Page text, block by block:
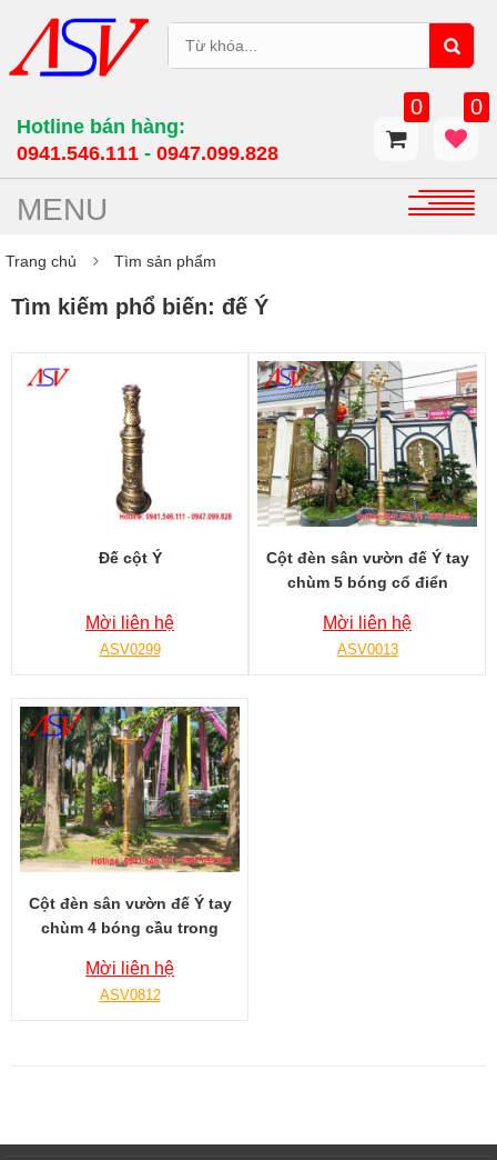
Hotline bán hàng:
0941.546.111 -0947.099.828​
0 0
MENU
Trang chủ Tìm sản phẩm
Tìm kiếm phổ biến: đế Ý
Đế cột Ý
Mời liên hệ
ASV0299
Cột đèn sân vườn đế Ý tay
chùm 5 bóng cổ điển
Mời liên hệ
ASV0013
Cột đèn sân vườn đế Ý tay
chùm 4 bóng cầu trong
Mời liên hệ
ASV0812